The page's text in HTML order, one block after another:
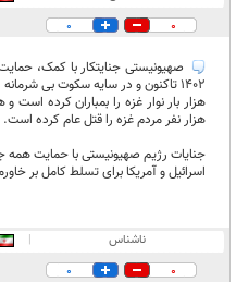
0
0
صهیونیستی جنایتکار با کمک،
هزار نفر مردم غزه را قتل عام کرده است.
جنایات رژیم صهیونیستی با حمایت همه
اسرائیل و آمریکا برای تسلط کامل بر
ناشناس |
0
0